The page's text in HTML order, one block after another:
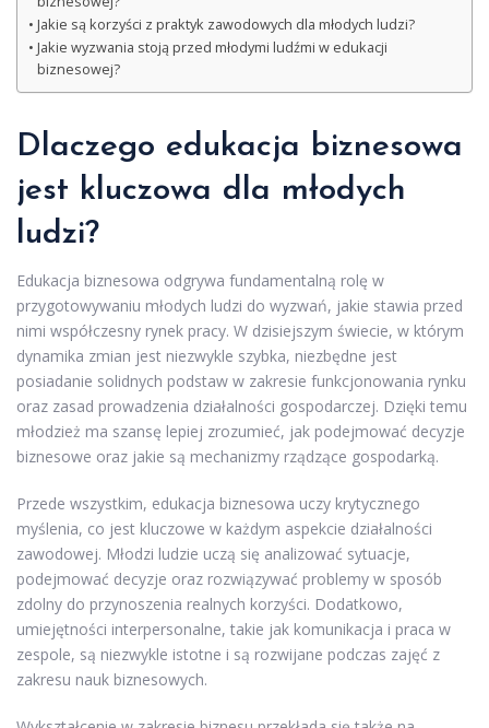
Jakie są korzyści z praktyk zawodowych dla młodych ludzi?
Jakie wyzwania stoją przed młodymi ludźmi w edukacji
biznesowej?
Dlaczego edukacja biznesowa
jest kluczowa dla młodych
ludzi?
Edukacja biznesowa odgrywa fundamentalną rolę w
przygotowywaniu młodych ludzi do wyzwań, jakie stawia przed
nimi współczesny rynek pracy. W dzisiejszym świecie, w którym
dynamika zmian jest niezwykle szybka, niezbędne jest
posiadanie solidnych podstaw w zakresie funkcjonowania rynku
oraz zasad prowadzenia działalności gospodarczej. Dzięki temu
młodzież ma szansę lepiej zrozumieć, jak podejmować decyzje
biznesowe oraz jakie są mechanizmy rządzące gospodarką.
Przede wszystkim, edukacja biznesowa uczy krytycznego
myślenia, co jest kluczowe w każdym aspekcie działalności
zawodowej. Młodzi ludzie uczą się analizować sytuacje,
podejmować decyzje oraz rozwiązywać problemy w sposób
zdolny do przynoszenia realnych korzyści. Dodatkowo,
umiejętności interpersonalne, takie jak komunikacja i praca w
zespole, są niezwykle istotne i są rozwijane podczas zajęć z
zakresu nauk biznesowych.